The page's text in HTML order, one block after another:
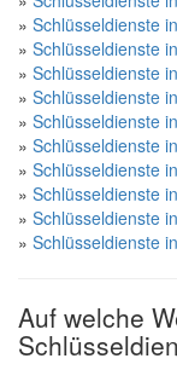
» Schlüsseldienste
» Schlüsseldienste
» Schlüsseldienste
» Schlüsseldienste
» Schlüsseldienste
» Schlüsseldienste
» Schlüsseldienste
» Schlüsseldienste
» Schlüsseldienste
» Schlüsseldienste
Auf welche